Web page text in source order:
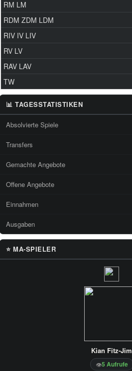
RM LM
RDM ZDM LDM
RIV IV LIV
RV LV
RAV LAV
TW
📊 TAGESSTATISTIKEN
Absolvierte Spiele
Transfers
Gemachte Angebote
Offene Angebote
Einnahmen
Ausgaben
⭐ MA-SPIELER
Kian Fitz-Jim
👁5 Aufrufe